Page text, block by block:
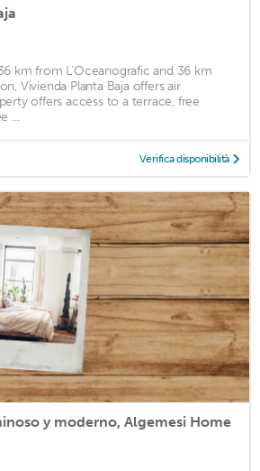
km from L'Oceanografic and 36 km
Vivienda Planta Baja offers air
offers access to a terrace, free
...
Verifica disponibilità
y moderno, Algemesi Home